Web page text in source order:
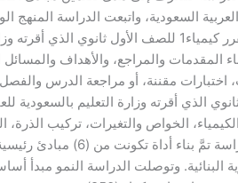
العربية السعودية، واتبعت الدراسة
من جميع صفحات مقرر كيمياء1 للصف الأول
استثناء المقدمات والمراجع، والأهداف
اختبارات مقننة، أو مراجعة الدرس
الخواص والتغيرات، تركيب الذرة،
وتوصلت الدراسة النمو مبدأ